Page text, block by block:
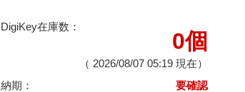
DigiKey在庫数：
0個
（ 2026/08/07 05:19 現在）
納期：
要確認